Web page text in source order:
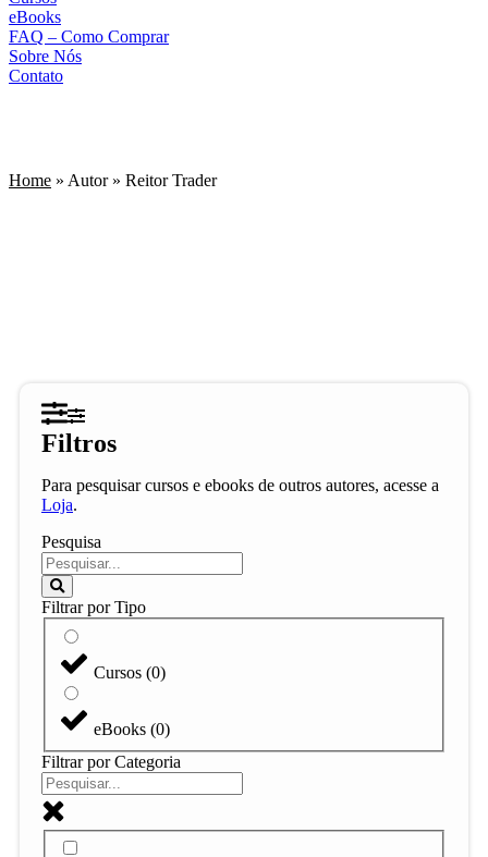
eBooks
FAQ – Como Comprar
Sobre Nós
Contato
Home » Autor» Reitor Trader
Filtros
Para pesquisar cursos e ebooks de outros autores, acesse a
Loja.
Pesquisa
Filtrar por Tipo
Cursos (0)
eBooks (0)
Filtrar por Categoria